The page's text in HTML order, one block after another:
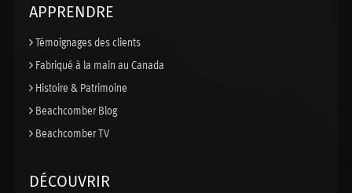
APPRENDRE
Témoignages des clients
Fabriqué à la main au Canada
Histoire & Patrimoine
Beachcomber Blog
Beachcomber TV
DÉCOUVRIR